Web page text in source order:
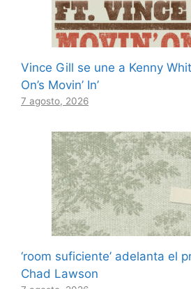
Vince Gill se une a Kenny
On’s Movin’ In’
7 agosto, 2026
‘room suficiente’ adelanta el
Chad Lawson